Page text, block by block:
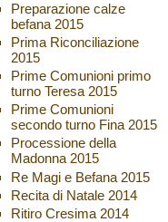
Preparazione calze
befana 2015
Prima Riconciliazione
2015
Prime Comunioni primo
turno Teresa 2015
Prime Comunioni
secondo turno Fina 2015
Processione della
Madonna 2015
Re Magi e Befana 2015
Recita di Natale 2014
Ritiro Cresima 2014